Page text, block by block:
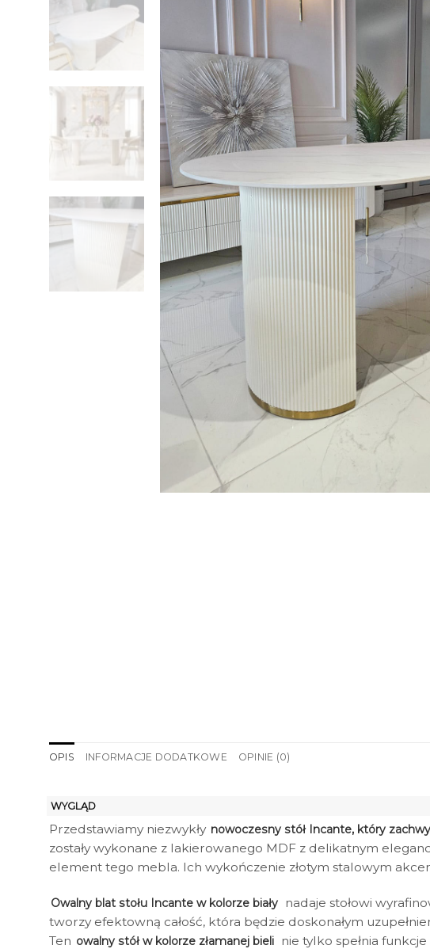
OPIS INFORMACJE DODATKOWE OPINIE (0)
WYGLĄD
Przedstawiamy niezwykły nowoczesny stół Incante, który
zostały wykonane z lakierowanego MDF z delikatnym
element tego mebla. Ich wykończenie złotym stalowym
Owalny blat stołu Incante w kolorze biały nadaje stołowi
tworzy efektowną całość, która będzie doskonałym
Ten owalny stół w kolorze złamanej bieli nie tylko spełnia